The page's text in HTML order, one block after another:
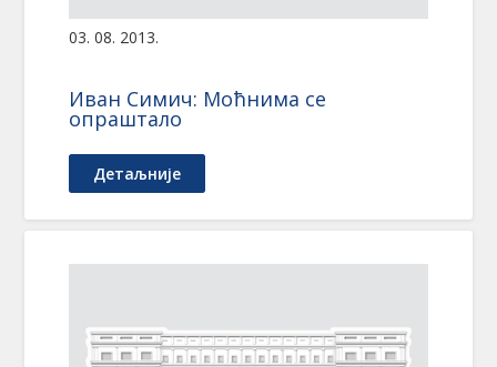
03. 08. 2013.
Иван Симич: Моћнима се
опраштало
Детаљније